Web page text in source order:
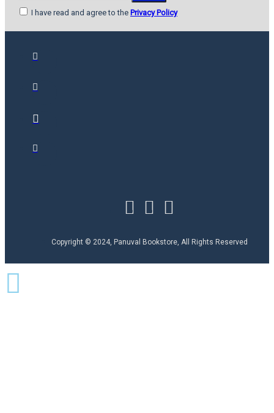
I have read and agree to the Privacy Policy
Copyright © 2024, Panuval Bookstore, All Rights Reserved